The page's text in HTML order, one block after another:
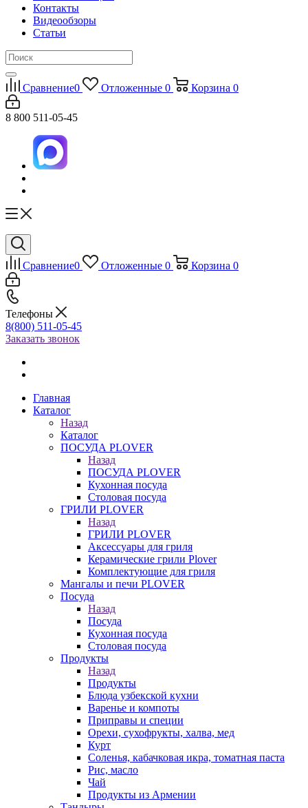
Контакты
Видеообзоры
Статьи
Сравнение0 Отложенные 0 Корзина 0
8 800 511-05-45
Сравнение0 Отложенные 0 Корзина 0
Телефоны
8(800) 511-05-45
Заказать звонок
Главная
Каталог
Назад
Каталог
ПОСУДА PLOVER
Назад
ПОСУДА PLOVER
Кухонная посуда
Столовая посуда
ГРИЛИ PLOVER
Назад
ГРИЛИ PLOVER
Аксессуары для гриля
Керамические грили Plover
Комплектующие для гриля
Мангалы и печи PLOVER
Посуда
Назад
Посуда
Кухонная посуда
Столовая посуда
Продукты
Назад
Продукты
Блюда узбекской кухни
Варенье и компоты
Приправы и специи
Орехи, сухофрукты, халва, мед
Курт
Соленья, кабачковая икра, томатная паста
Рис, масло
Чай
Продукты из Армении